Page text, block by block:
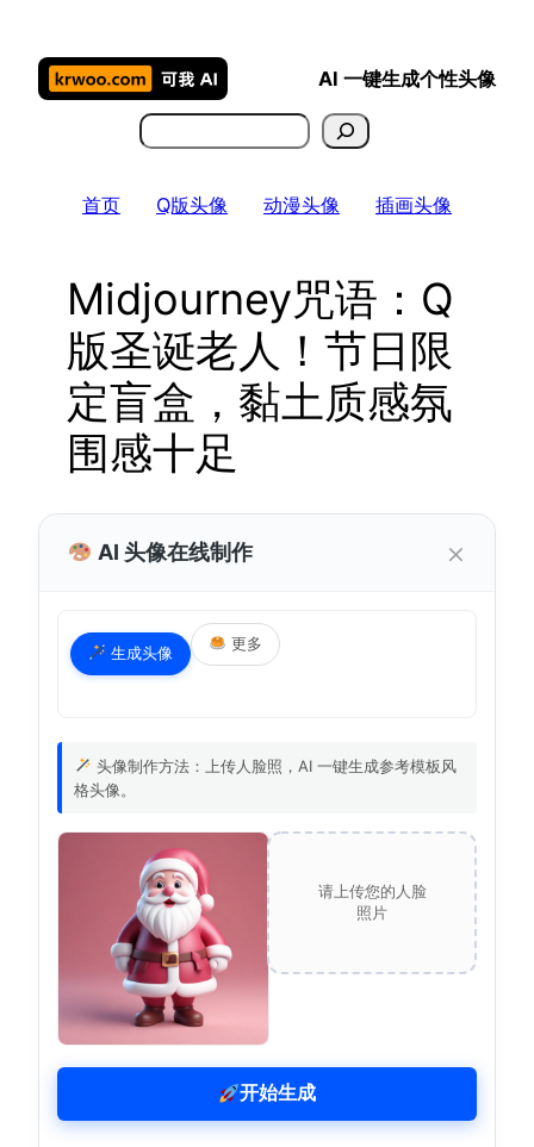
AI 一键生成个性头像
搜
索
首页 Q版头像 动漫头像 插画头像
Midjourney咒语：Q
版圣诞老人！节日限
定盲盒，黏土质感氛
围感十足
AI 头像在线制作 ×
生成头像
更多
头像制作方法：上传人脸照，AI 一键生成参考模板风
格头像。
请上传您的人脸
照片
开始生成